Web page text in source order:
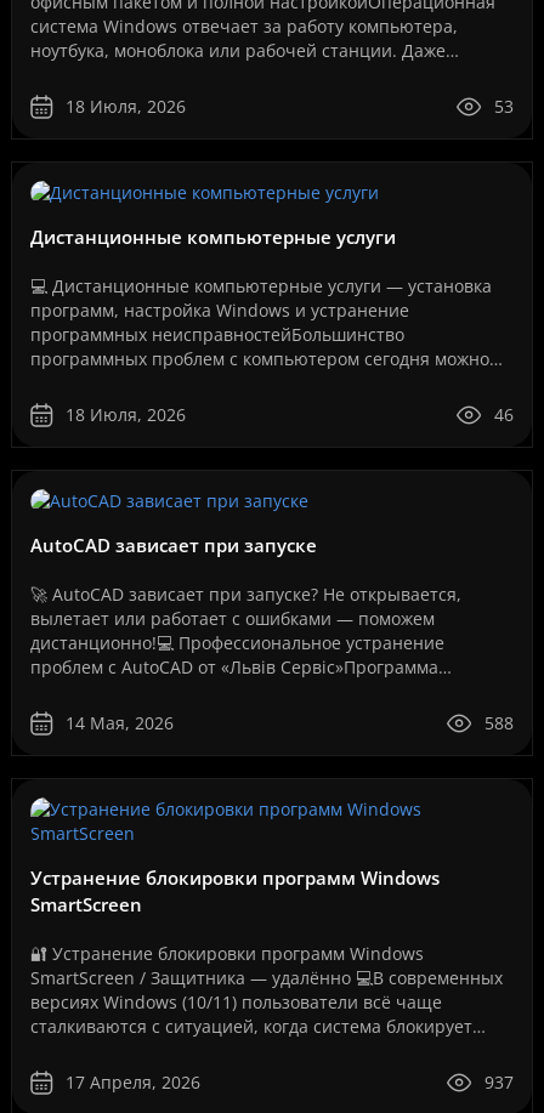
система Windows отвечает за работу компьютера,
ноутбука, моноблока или рабочей станции. Даже
если система у..
18 Июля, 2026 53
Дистанционные компьютерные услуги
💻 Дистанционные компьютерные услуги — установка
программ, настройка Windows и устранение
программных неисправностейБольшинство
программных проблем с компьютером сегодня можно
сервисный центр и без ожидания..
18 Июля, 2026 46
AutoCAD зависает при запуске
🚀 AutoCAD зависает при запуске? Не открывается,
вылетает или работает с ошибками — поможем
дистанционно!💻 Профессиональное устранение
проблем с AutoCAD от «Львів Сервіс»Программа
архитекторов, дизайнеров,..
14 Мая, 2026 588
Устранение блокировки программ Windows
SmartScreen
🔐 Устранение блокировки программ Windows
SmartScreen / Защитника — удалённо 💻В современных
версиях Windows (10/11) пользователи всё чаще
сталкиваются с ситуацией, когда система блокирует
Как на вашем ..
17 Апреля, 2026 937